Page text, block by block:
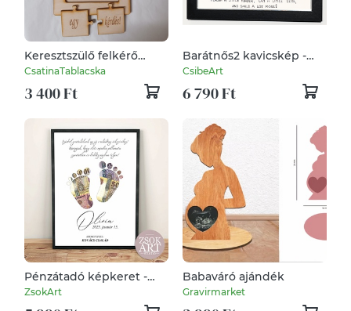
Keresztszülő felkérő
puzzle
CsatinaTablacska
3 400 Ft
Barátnős2 kavicskép -
idézettel, egyedi
CsibeArt
6 790 Ft
Pénzátadó képkeret -
Baba köszöntő
ZsokArt
Babaváró ajándék
Gravirmarket